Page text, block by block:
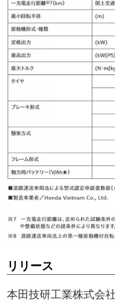
リリース
本田技研工業株式会